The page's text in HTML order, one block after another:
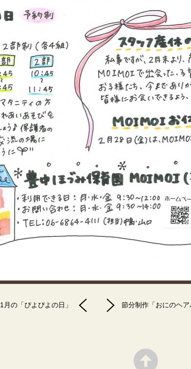
1月の「ぴよぴよの日」 節分制作「おにのヘ